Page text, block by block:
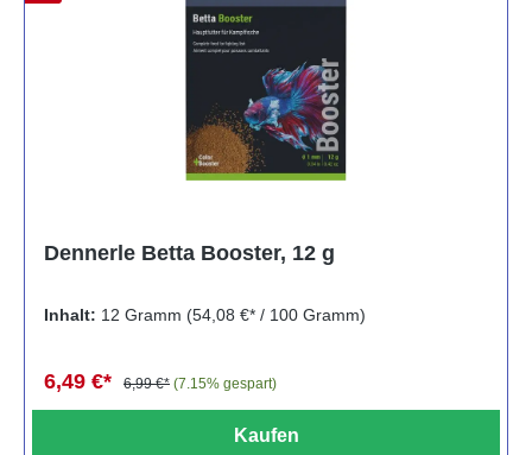
Dennerle Betta Booster, 12 g
Inhalt: 12 Gramm (54,08 €* / 100 Gramm)
6,49 €* 6,99 €* (7.15% gespart)
Kaufen